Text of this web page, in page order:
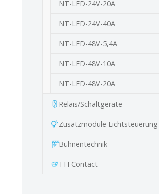
NT-LED-24V-20A
NT-LED-24V-40A
NT-LED-48V-5,4A
NT-LED-48V-10A
NT-LED-48V-20A
Relais/Schaltgeräte
Zusatzmodule Lichtsteuerung
Bühnentechnik
TH Contact